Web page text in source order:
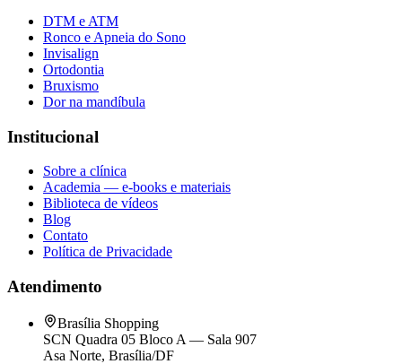
DTM e ATM
Ronco e Apneia do Sono
Invisalign
Ortodontia
Bruxismo
Dor na mandíbula
Institucional
Sobre a clínica
Academia — e-books e materiais
Biblioteca de vídeos
Blog
Contato
Política de Privacidade
Atendimento
Brasília Shopping
SCN Quadra 05 Bloco A — Sala 907
Asa Norte, Brasília/DF